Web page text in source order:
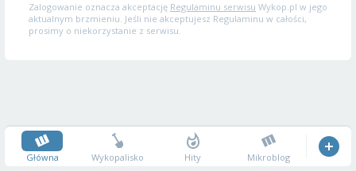
Zalogowanie oznacza akceptację Regulaminu serwisu Wykop.pl w jego
aktualnym brzmieniu. Jeśli nie akceptujesz Regulaminu w całości,
prosimy o niekorzystanie z serwisu.
Główna Wykopalisko Hity Mikroblog